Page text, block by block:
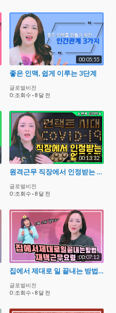
00:05:55
좋은 인맥, 쉽게 이루는 3단계
글로벌비전
0 :조회수 · 8 달 전
00:13:32
원격근무 직장에서 인정받는 업무습관 3가지
글로벌비전
0 :조회수 · 8 달 전
00:07:12
집에서 제대로 일 끝내는 방법, 재택근무 요령#2
글로벌비전
0 :조회수 · 8 달 전